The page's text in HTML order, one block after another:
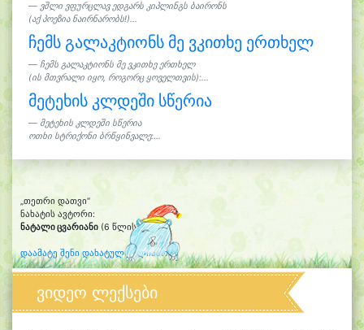
ვშლი ვფურცლავ ედგარს კიპლინგს ბაირონს
(აქ პოეზია ნაირნარობს!)...
ჩემს გალაკტიონს მე ვკითხე ერთხელ
ჩემს გალაკტიონს მე ვკითხე ერთხელ
(ის მთვრალი იყო, როგორც ყოველთვის):...
მეტეხის კლდეში სწერია
მეტეხის კლდეში სწერია
ოთხი სტრიქონი ბრწყინვალე:...
„თეთრი დათვი“
ნახატის ავტორი:
ნატალი ცვარიანი (6 წლის)
დაამატე შენი დახატული კლიპარტი
ვიდეო ლექსები